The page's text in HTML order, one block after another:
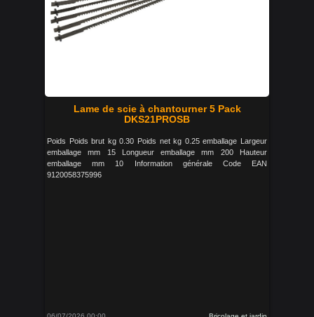
Lame de scie à chantourner 5 Pack
DKS21PROSB
Poids Poids brut kg 0.30 Poids net kg 0.25 emballage Largeur
emballage mm 15 Longueur emballage mm 200 Hauteur
emballage mm 10 Information générale Code EAN
9120058375996